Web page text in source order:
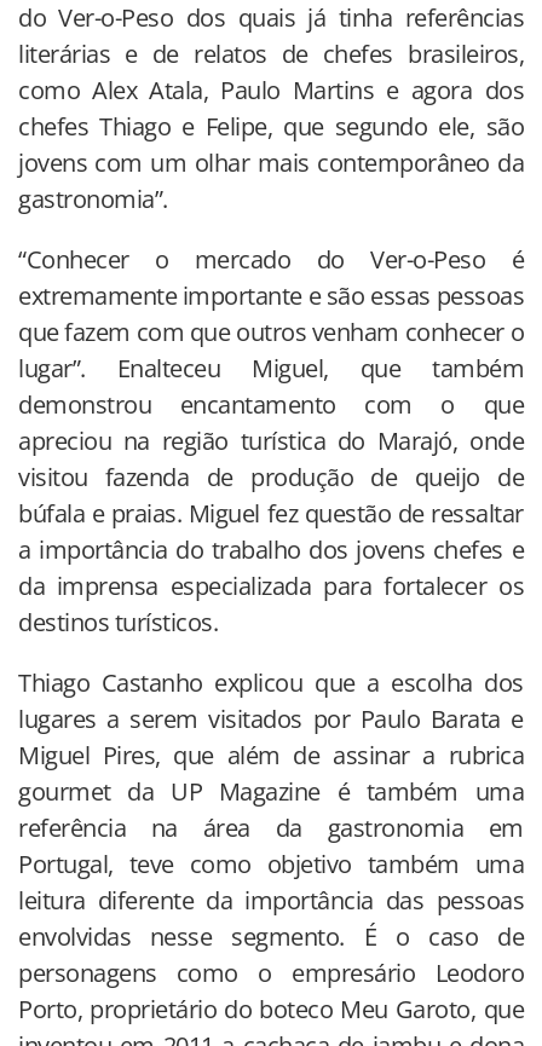
do Ver-o-Peso dos quais já tinha referências
literárias e de relatos de chefes brasileiros,
como Alex Atala, Paulo Martins e agora dos
chefes Thiago e Felipe, que segundo ele, são
jovens com um olhar mais contemporâneo da
gastronomia”.
“Conhecer o mercado do Ver-o-Peso é
extremamente importante e são essas pessoas
que fazem com que outros venham conhecer o
lugar”. Enalteceu Miguel, que também
demonstrou encantamento com o que
apreciou na região turística do Marajó, onde
visitou fazenda de produção de queijo de
búfala e praias. Miguel fez questão de ressaltar
a importância do trabalho dos jovens chefes e
da imprensa especializada para fortalecer os
destinos turísticos.
Thiago Castanho explicou que a escolha dos
lugares a serem visitados por Paulo Barata e
Miguel Pires, que além de assinar a rubrica
gourmet da UP Magazine é também uma
referência na área da gastronomia em
Portugal, teve como objetivo também uma
leitura diferente da importância das pessoas
envolvidas nesse segmento. É o caso de
personagens como o empresário Leodoro
Porto, proprietário do boteco Meu Garoto, que